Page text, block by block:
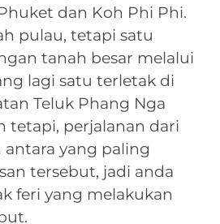
dan Koh Phi Phi.
pulau, tetapi satu
tanah besar melalui
lagi satu terletak di
Teluk Phang Nga
tetapi, perjalanan dari
antara yang paling
tersebut, jadi anda
feri yang melakukan